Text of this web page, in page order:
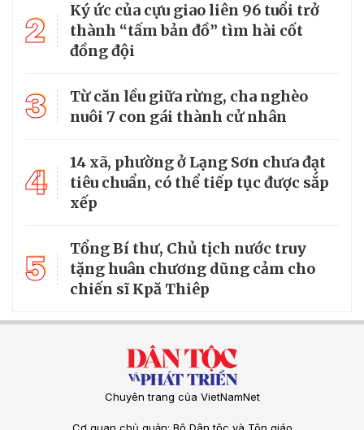
2
Ký ức của cựu giao liên 96 tuổi trở
thành “tấm bản đồ” tìm hài cốt
đồng đội
3
Từ căn lều giữa rừng, cha nghèo
nuôi 7 con gái thành cử nhân
4
14 xã, phường ở Lạng Sơn chưa đạt
tiêu chuẩn, có thể tiếp tục được sắp
xếp
5
Tổng Bí thư, Chủ tịch nước truy
tặng huân chương dũng cảm cho
chiến sĩ Kpă Thiêp
Chuyên trang của VietNamNet